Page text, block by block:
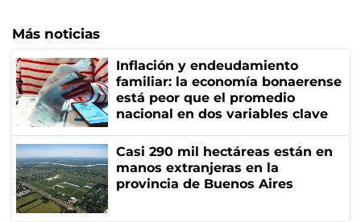
Más noticias
Inflación y endeudamiento
familiar: la economía bonaerense
está peor que el promedio
nacional en dos variables clave
Casi 290 mil hectáreas están en
manos extranjeras en la
provincia de Buenos Aires